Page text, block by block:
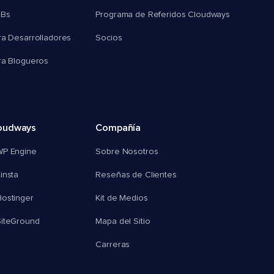
Desarrolladores
Blogueros
Programa de Referidos Cloudways
Socios
Engine
Compañía
Sobre Nosotros
Reseñas de Clientes
Kit de Medios
Mapa del Sitio
Carreras